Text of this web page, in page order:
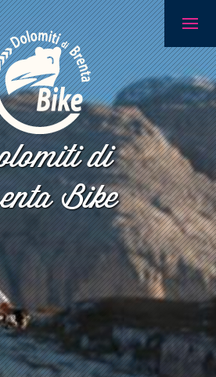
di
Bike